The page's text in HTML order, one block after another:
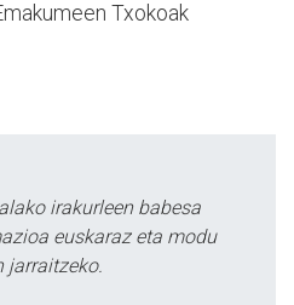
Txokoak
irakurleen babesa
euskaraz eta modu
jarraitzeko.